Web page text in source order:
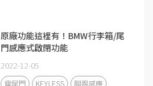
原廠功能這裡有！BMW行李箱/尾
門感應式啟閉功能
2022-12-05
電尾門 KEYLESS
腳踢感應